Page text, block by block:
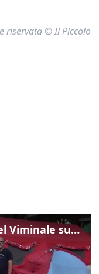
riservata © Il Piccolo
Gualtieri: "Responsabilità del Viminale su Spin Time? La posizione dei partiti è nota"